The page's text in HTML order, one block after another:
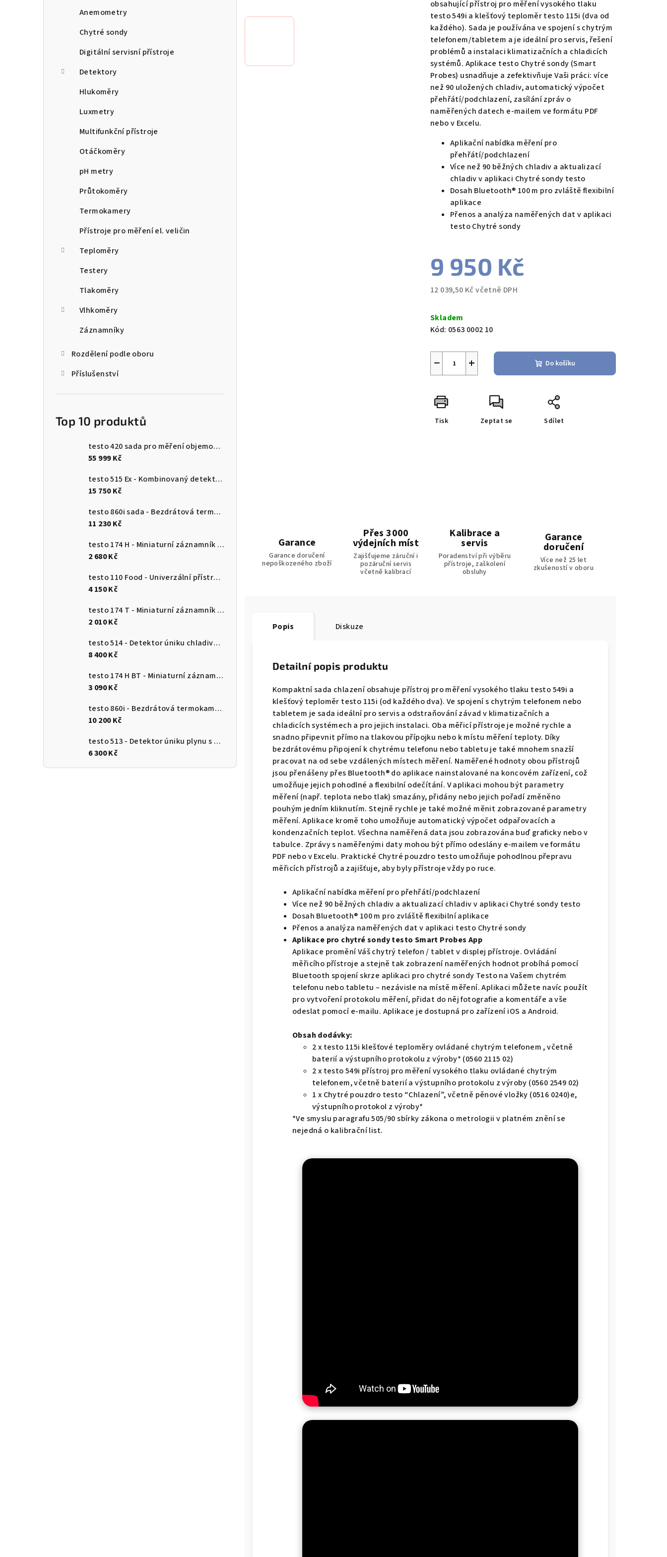
Anemometry
Chytré sondy
Digitální servisní přístroje
Detektory
Hlukoměry
Luxmetry
Multifunkční přístroje
Otáčkoměry
pH metry
Průtokoměry
Termokamery
Přístroje pro měření el. veličin
Teploměry
Testery
Tlakoměry
Vlhkoměry
Záznamníky
Rozdělení podle oboru
Příslušenství
Top 10 produktů
testo 420 sada pro měření objemového průtoku
55 999 Kč
testo 515 Ex - Kombinovaný detektor úniku
15 750 Kč
testo 860i sada - Bezdrátová termokamera pro chytré telefony
11 230 Kč
testo 174 H - Miniaturní záznamník pro měření teploty a vlhkosti s USB-C a softwarem pro PC
2 680 Kč
testo 110 Food - Univerzální přístroj pro měření teploty s připojením k aplikaci
4 150 Kč
testo 174 T - Miniaturní záznamník teploty s USB-C a softwarem pro PC
2 010 Kč
testo 514 - Detektor úniku chladiva s ohebnou sondou
8 400 Kč
testo 174 H BT - Miniaturní záznamník pro měření teploty a vlhkosti s Bluetooth a připojením k aplikaci
3 090 Kč
testo 860i - Bezdrátová termokamera pro chytré telefony
10 200 Kč
testo 513 - Detektor úniku plynu s ohebnou sondou
6 300 Kč
0,0
z
5
hvězdiček.
obsahující přístroj pro měření vysokého tlaku
testo 549i a klešťový teploměr testo 115i (dva od
každého). Sada je používána ve spojení s chytrým
telefonem/tabletem a je ideální pro servis, řešení
problémů a instalaci klimatizačních a chladicích
systémů. Aplikace testo Chytré sondy (Smart
Probes) usnadňuje a zefektivňuje Vaši práci: více
než 90 uložených chladiv, automatický výpočet
přehřátí/podchlazení, zasílání zpráv o
naměřených datech e-mailem ve formátu PDF
nebo v Excelu.
Aplikační nabídka měření pro
přehřátí/podchlazení
Více než 90 běžných chladiv a aktualizací
chladiv v aplikaci Chytré sondy testo
Dosah Bluetooth® 100 m pro zvláště flexibilní
aplikace
Přenos a analýza naměřených dat v aplikaci
testo Chytré sondy
9 950 Kč
12 039,50 Kč včetně DPH
cena:
Skladem
Kód: 0563 0002 10
+
− Do košíku
Tisk Zeptat se Sdílet
Garance
Garance doručení
nepoškozeného zboží
Přes 3000
výdejních míst
Zajišťujeme záruční i
pozáruční servis
včetně kalibrací
Kalibrace a
servis
Poradenství při výběru
přístroje, zaškolení
obsluhy
Garance
doručení
Více než 25 let
zkušeností v oboru
Popis Diskuze
Detailní popis produktu
Kompaktní sada chlazení obsahuje přístroj pro měření vysokého tlaku testo 549i a
klešťový teploměr testo 115i (od každého dva). Ve spojení s chytrým telefonem nebo
tabletem je sada ideální pro servis a odstraňování závad v klimatizačních a
chladicích systémech a pro jejich instalaci. Oba měřicí přístroje je možné rychle a
snadno připevnit přímo na tlakovou přípojku nebo k místu měření teploty. Díky
bezdrátovému připojení k chytrému telefonu nebo tabletu je také mnohem snazší
pracovat na od sebe vzdálených místech měření. Naměřené hodnoty obou přístrojů
jsou přenášeny přes Bluetooth® do aplikace nainstalované na koncovém zařízení, což
umožňuje jejich pohodlné a flexibilní odečítání. V aplikaci mohou být parametry
měření (např. teplota nebo tlak) smazány, přidány nebo jejich pořadí změněno
pouhým jedním kliknutím. Stejně rychle je také možné měnit zobrazované parametry
měření. Aplikace kromě toho umožňuje automatický výpočet odpařovacích a
kondenzačních teplot. Všechna naměřená data jsou zobrazována buď graficky nebo v
tabulce. Zprávy s naměřenými daty mohou být přímo odeslány e-mailem ve formátu
PDF nebo v Excelu. Praktické Chytré pouzdro testo umožňuje pohodlnou přepravu
měřicích přístrojů a zajišťuje, aby byly přístroje vždy po ruce.
Aplikační nabídka měření pro přehřátí/podchlazení
Více než 90 běžných chladiv a aktualizací chladiv v aplikaci Chytré sondy testo
Dosah Bluetooth® 100 m pro zvláště flexibilní aplikace
Přenos a analýza naměřených dat v aplikaci testo Chytré sondy
Aplikace pro chytré sondy testo Smart Probes App
Aplikace promění Váš chytrý telefon / tablet v displej přístroje. Ovládání
měřicího přístroje a stejně tak zobrazení naměřených hodnot probíhá pomocí
Bluetooth spojení skrze aplikaci pro chytré sondy Testo na Vašem chytrém
telefonu nebo tabletu – nezávisle na místě měření. Aplikaci můžete navíc použít
pro vytvoření protokolu měření, přidat do něj fotografie a komentáře a vše
odeslat pomocí e-mailu. Aplikace je dostupná pro zařízení iOS a Android.
Obsah dodávky:
2 x testo 115i klešťové teploměry ovládané chytrým telefonem , včetně
baterií a výstupního protokolu z výroby* (0560 2115 02)
2 x testo 549i přístroj pro měření vysokého tlaku ovládané chytrým
telefonem, včetně baterií a výstupního protokolu z výroby (0560 2549 02)
1 x Chytré pouzdro testo “Chlazení”, včetně pěnové vložky (0516 0240)e,
výstupního protokol z výroby*
*Ve smyslu paragrafu 505/90 sbírky zákona o metrologii v platném znění se
nejedná o kalibrační list.